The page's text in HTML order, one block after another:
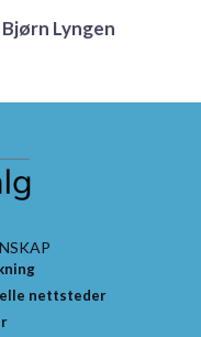
Lyngen
nettsteder